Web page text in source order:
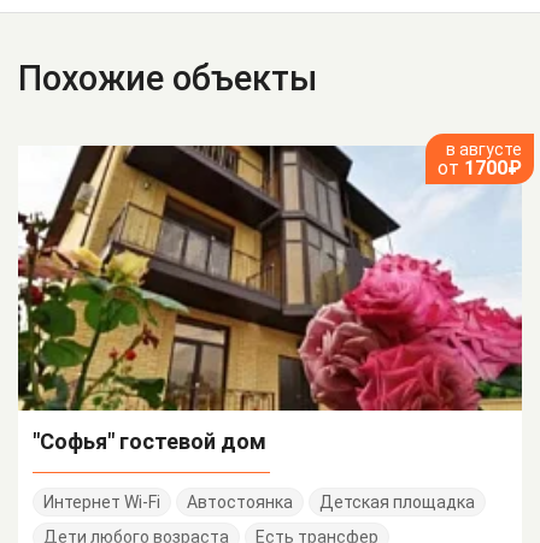
Похожие объекты
в августе
от 1700₽
"Софья" гостевой дом
Интернет Wi-Fi Автостоянка
Детская площадка
Дети любого возраста
Есть трансфер